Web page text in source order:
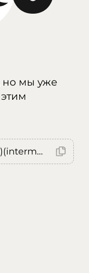
но мы уже
Error: (intermediate value)(intermediate value)(intermediate value).replaceAll is not a function